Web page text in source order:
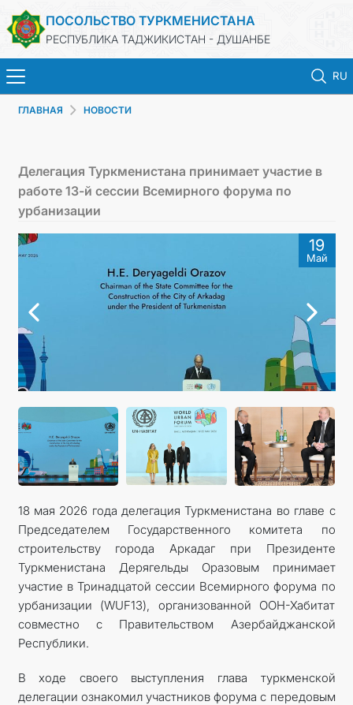
ПОСОЛЬСТВО ТУРКМЕНИСТАНА
РЕСПУБЛИКА ТАДЖИКИСТАН - ДУШАНБЕ
RU
ТУРКМЕНИСТАН
МИД
ГЛАВНАЯ НОВОСТИ
Делегация Туркменистана принимает участие в
работе 13-й сессии Всемирного форума по
урбанизации
19
Май
18 мая 2026 года делегация Туркменистана во главе с
Председателем Государственного комитета по
строительству города Аркадаг при Президенте
Туркменистана Дерягельды Оразовым принимает
участие в Тринадцатой сессии Всемирного форума по
урбанизации (WUF13), организованной ООН-Хабитат
совместно с Правительством Азербайджанской
Республики.
В ходе своего выступления глава туркменской
делегации ознакомил участников форума с передовым